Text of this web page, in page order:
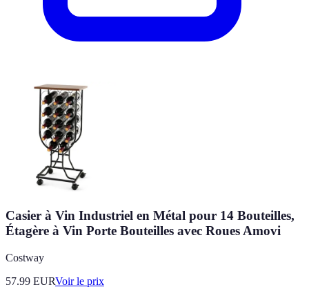
Casier à Vin Industriel en Métal pour 14 Bouteilles,
Étagère à Vin Porte Bouteilles avec Roues Amovi
Costway
57.99 EURVoir le prix